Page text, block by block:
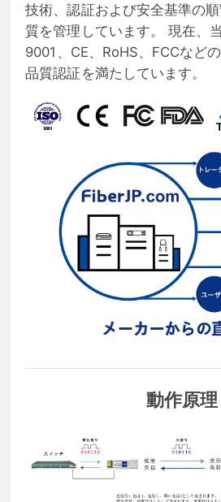
技術、認証および安全基準の
質を管理しています。 現在、
9001、CE、RoHS、FCCなど
品質認証を満たしています。
動作原理